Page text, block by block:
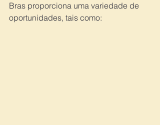
Bras proporciona uma variedade de
oportunidades, tais como: